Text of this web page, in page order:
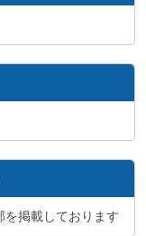
掲載しております